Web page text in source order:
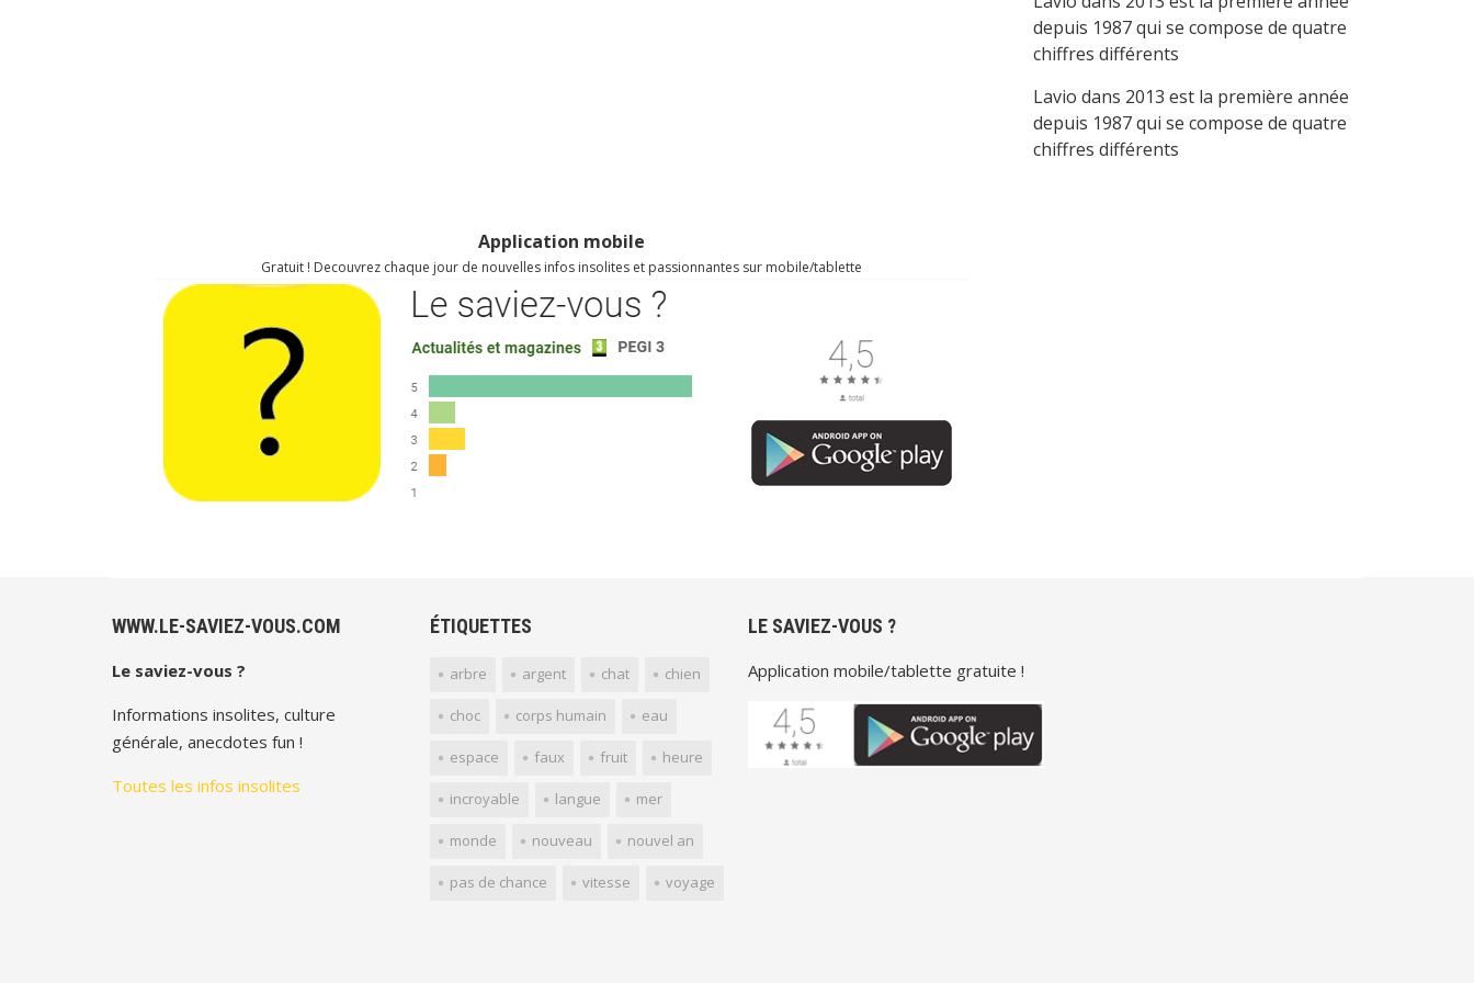
Application mobile
Gratuit ! Decouvrez chaque jour de nouvelles infos insolites et passionnantes sur mobile/tablette
depuis 1987 qui se compose de quatre
chiffres différents
Lavio dans 2013 est la première année
depuis 1987 qui se compose de quatre
chiffres différents
WWW.LE-SAVIEZ-VOUS.COM
Le saviez-vous ?
Informations insolites, culture
générale, anecdotes fun !
Toutes les infos insolites
ÉTIQUETTES
arbre argent chat chien
choc corps humain eau
espace faux fruit heure
incroyable langue mer
monde nouveau nouvel an
pas de chance vitesse voyage
LE SAVIEZ-VOUS ?
Application mobile/tablette gratuite !